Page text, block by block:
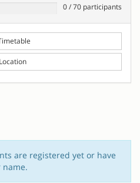
0/70 participants
Location
are registered yet or have